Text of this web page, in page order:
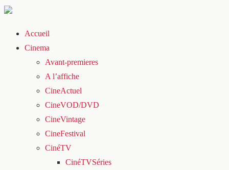
Accueil
Cinema
Avant-premieres
A l’affiche
CineActuel
CineVOD/DVD
CineVintage
CineFestival
CinéTV
CinéTVSéries